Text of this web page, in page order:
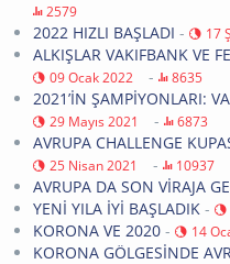
2579
2022 HIZLI BAŞLADI - 17
ALKIŞLAR VAKIFBANK VE
09 Ocak 2022 - 8635
2021’İN ŞAMPİYONLARI:
29 Mayıs 2021 - 6873
AVRUPA CHALLENGE
25 Nisan 2021 - 10937
AVRUPA DA SON VİRAJA
YENİ YILA İYİ BAŞLADIK -
KORONA VE 2020 - 14
KORONA GÖLGESİNDE